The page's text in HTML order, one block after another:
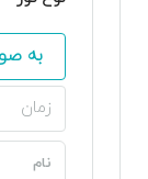
به
زمان